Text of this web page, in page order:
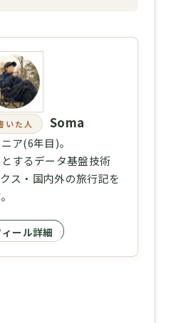
いた人 Soma
ア(6年目)。
するデータ基盤技術
ス・国内外の旅行記を
ール詳細